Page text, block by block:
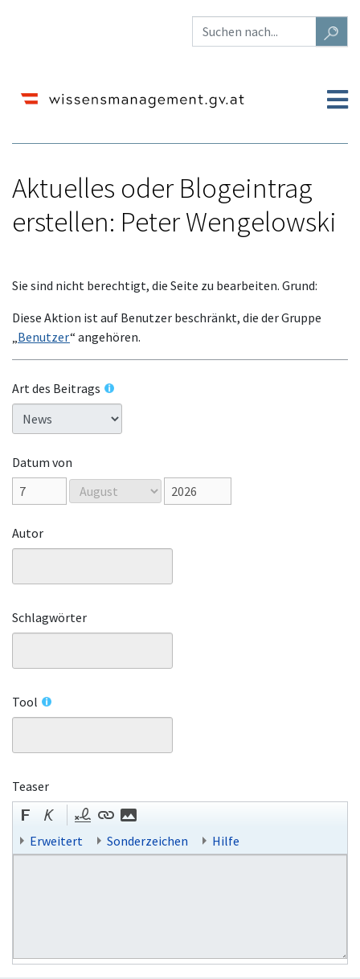
Aktuelles oder Blogeintrag
erstellen: Peter Wengelowski
Wechseln zu:Navigation, Suche
Sie sind nicht berechtigt, die Seite zu bearbeiten. Grund:
Diese Aktion ist auf Benutzer beschränkt, die der Gruppe
Benutzer“ angehören.
Art des Beitrags
Datum von
Autor
Schlagwörter
Tool
Teaser
Erweitert Sonderzeichen Hilfe